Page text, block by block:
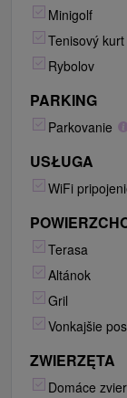
Minigolf
Tenisový kurt
Rybolov
PARKING
Parkovanie
USŁUGA
WiFi
Terasa
Altánok
Gril
Vonkajšie
ZWIERZĘTA
Domáce